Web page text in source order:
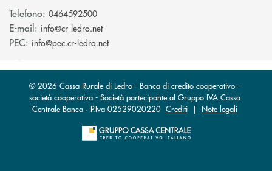
Telefono: 0464592500
E-mail: info@cr-ledro.net(si apre l’app di posta elettronica)
PEC: info@pec.cr-ledro.net(si apre l’app di posta elettronica)
© 2026 Cassa Rurale di Ledro - Banca di credito cooperativo -
società cooperativa - Società partecipante al Gruppo IVA Cassa
Centrale Banca · P.Iva 02529020220 Crediti| Note legali